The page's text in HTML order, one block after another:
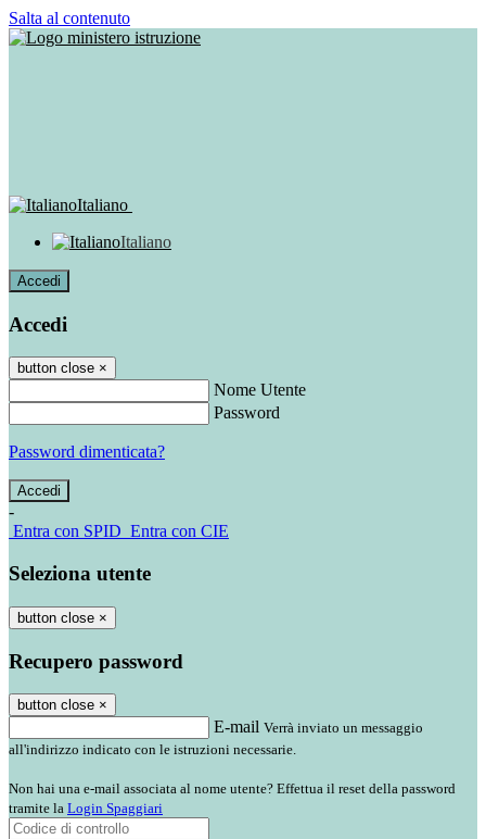
Salta al contenuto
Italiano
Italiano
Accedi
Accedi
button close ×
Nome Utente
Password
Password dimenticata?
-
Entra con SPID Entra con CIE
Seleziona utente
button close ×
Recupero password
button close ×
E-mail Verrà inviato un messaggio
all'indirizzo indicato con le istruzioni necessarie.
Non hai una e-mail associata al nome utente? Effettua il reset della password
tramite la Login Spaggiari